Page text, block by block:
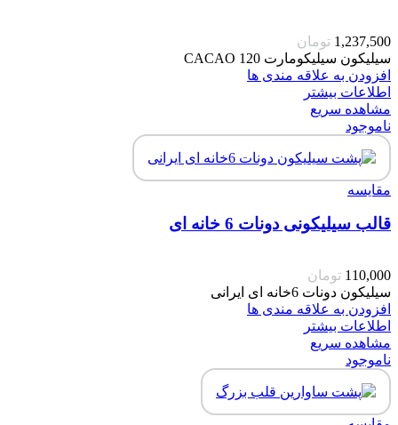
1,237,500 تومان
سیلیکون سیلیکومارت CACAO 120
افزودن به علاقه مندی ها
اطلاعات بیشتر
مشاهده سریع
ناموجود
مقایسه
قالب سیلیکونی دونات 6 خانه ای
110,000 تومان
سیلیکون دونات 6خانه ای ایرانی
افزودن به علاقه مندی ها
اطلاعات بیشتر
مشاهده سریع
ناموجود